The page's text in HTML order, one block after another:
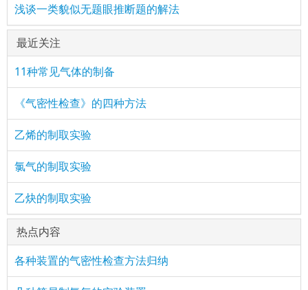
浅谈一类貌似无题眼推断题的解法
最近关注
11种常见气体的制备
《气密性检查》的四种方法
乙烯的制取实验
氯气的制取实验
乙炔的制取实验
热点内容
各种装置的气密性检查方法归纳